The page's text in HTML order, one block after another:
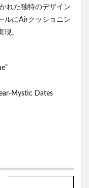
れた独特のデザイン
ルにAirクッショニン
現。
Mystic Dates